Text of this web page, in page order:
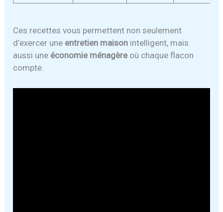
Ces recettes vous permettent non seulement
d’exercer une entretien maison intelligent, mais
aussi une économie ménagèreoù chaque flacon
compte.